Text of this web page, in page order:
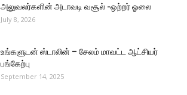
அலுவலர்களின் அடாவடி வசூல் -ஒற்றர் ஓலை
July 8, 2026
உங்களுடன் ஸ்டாலின் – சேலம் மாவட்ட ஆட்சியர்
பங்கேற்பு
September 14, 2025